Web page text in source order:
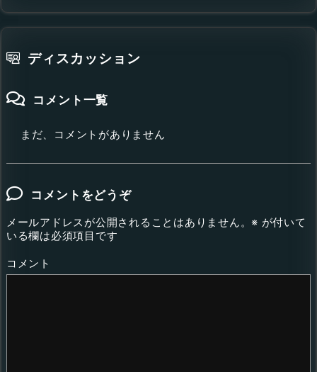
ディスカッション
コメント一覧
まだ、コメントがありません
コメントをどうぞ
メールアドレスが公開されることはありません。 ※ が付いて
いる欄は必須項目です
コメント